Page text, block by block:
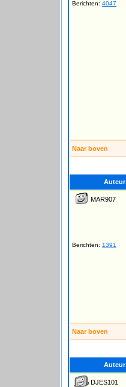
Berichten: 4047
Naar boven
Auteur
MAR907
Berichten: 1391
Naar boven
Auteur
DJES101